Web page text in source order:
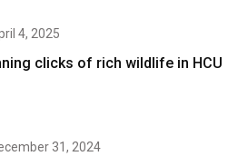
4, 2025
clicks of rich wildlife in HCU
31, 2024